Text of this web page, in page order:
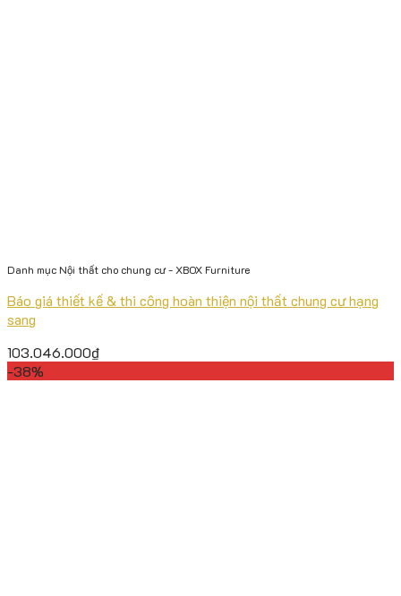
Danh mục Nội thất cho chung cư - XBOX Furniture
Báo giá thiết kế & thi công hoàn thiện nội thất chung cư hạng
sang
103.046.000₫
-38%